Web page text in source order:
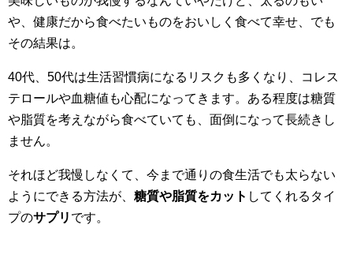
や、健康だから食べたいものをおいしく食べて幸せ、でも
その結果は。
40代、50代は生活習慣病になるリスクも多くなり、コレス
テロールや血糖値も心配になってきます。ある程度は糖質
や脂質を考えながら食べていても、面倒になって長続きし
ません。
それほど我慢しなくて、今まで通りの食生活でも太らない
ようにできる方法が、 糖質や脂質をカット してくれるタイ
プのサプリ です。